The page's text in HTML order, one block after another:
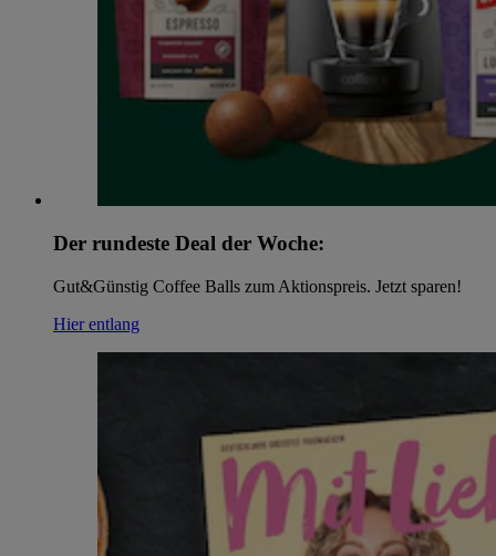
Der rundeste Deal der Woche:
Gut&Günstig Coffee Balls zum Aktionspreis. Jetzt sparen!
Hier entlang